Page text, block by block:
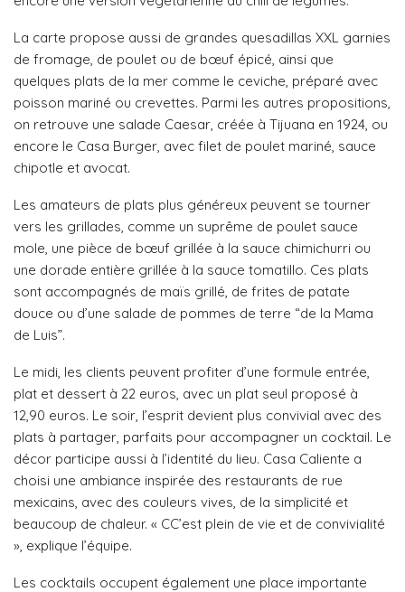
La carte propose aussi de grandes quesadillas XXL garnies
de fromage, de poulet ou de bœuf épicé, ainsi que
quelques plats de la mer comme le ceviche, préparé avec
poisson mariné ou crevettes. Parmi les autres propositions,
on retrouve une salade Caesar, créée à Tijuana en 1924, ou
encore le Casa Burger, avec filet de poulet mariné, sauce
chipotle et avocat.
Les amateurs de plats plus généreux peuvent se tourner
vers les grillades, comme un suprême de poulet sauce
mole, une pièce de bœuf grillée à la sauce chimichurri ou
une dorade entière grillée à la sauce tomatillo. Ces plats
sont accompagnés de maïs grillé, de frites de patate
douce ou d’une salade de pommes de terre “de la Mama
de Luis”.
Le midi, les clients peuvent profiter d’une formule entrée,
plat et dessert à 22 euros, avec un plat seul proposé à
12,90 euros. Le soir, l’esprit devient plus convivial avec des
plats à partager, parfaits pour accompagner un cocktail. Le
décor participe aussi à l’identité du lieu. Casa Caliente a
choisi une ambiance inspirée des restaurants de rue
mexicains, avec des couleurs vives, de la simplicité et
beaucoup de chaleur. « CC’est plein de vie et de convivialité
», explique l’équipe.
Les cocktails occupent également une place importante